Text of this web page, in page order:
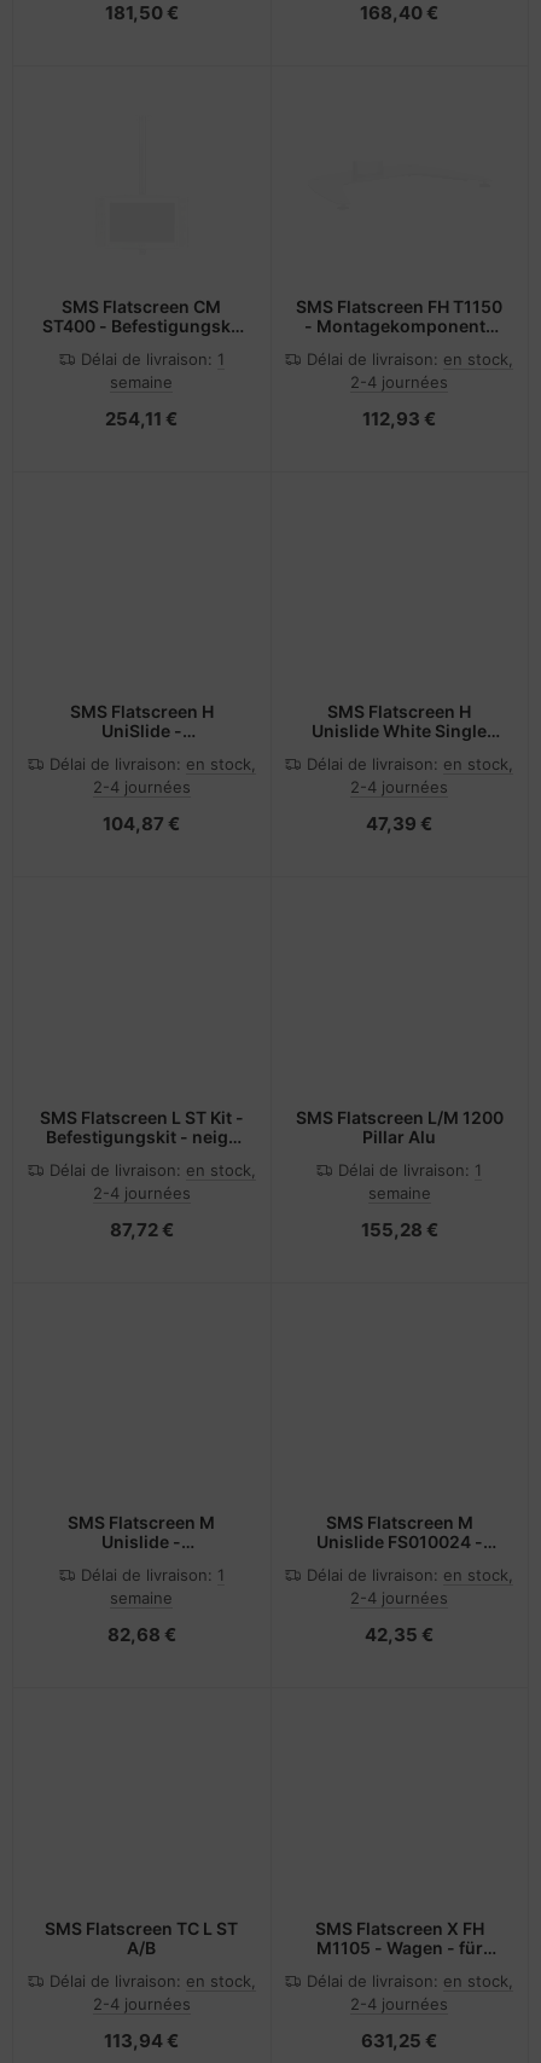
181,50 € 168,40 €
SMS Flatscreen CM
ST400 - Befestigungskit
Délai de livraison: 1
semaine
254,11 €
SMS Flatscreen FH T1150
- Montagekomponente
Délai de livraison: en stock,
2-4 journées
112,93 €
SMS Flatscreen H
UniSlide -
(Diarahmen)
Délai de livraison: en stock,
2-4 journées
104,87 €
SMS Flatscreen H
Unislide White Single
Délai de livraison: en stock,
2-4 journées
47,39 €
SMS Flatscreen L ST Kit -
Befestigungskit - neig-
Délai de livraison: en stock,
2-4 journées
87,72 €
SMS Flatscreen L/M 1200
Pillar Alu
Délai de livraison: 1
semaine
155,28 €
SMS Flatscreen M
Unislide -
(Adapterplatte)
Délai de livraison: 1
semaine
82,68 €
SMS Flatscreen M
Unislide FS010024 -
(Adapterplatte)
Délai de livraison: en stock,
2-4 journées
42,35 €
SMS Flatscreen TC L ST
A/B
Délai de livraison: en stock,
2-4 journées
113,94 €
SMS Flatscreen X FH
M1105 - Wagen - für
Délai de livraison: en stock,
2-4 journées
631,25 €